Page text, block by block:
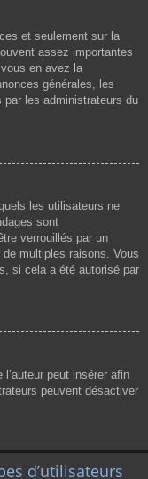
et seulement sur la
assez importantes
en avez la
générales, les
les administrateurs du
les utilisateurs ne
sont
verrouillés par un
multiples raisons. Vous
si cela a été autorisé par
peut insérer afin
peuvent désactiver
d’utilisateurs